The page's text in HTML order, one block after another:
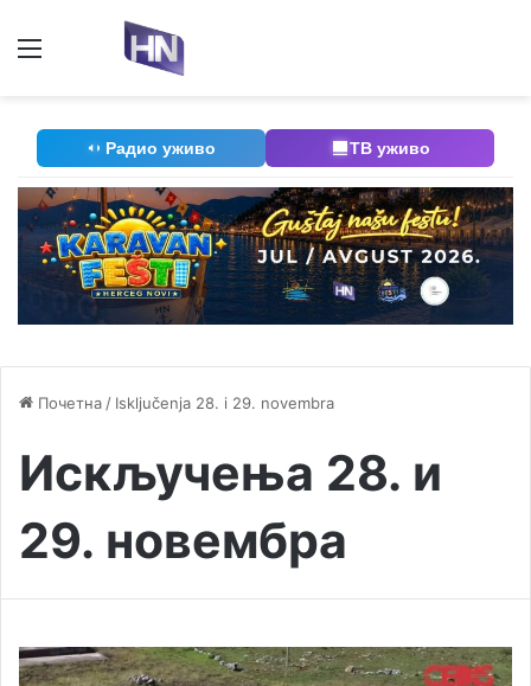
Радио уживо ТВ уживо
Почетна / Isključenja 28. i 29. novembra
Искључења 28. и
29. новембра